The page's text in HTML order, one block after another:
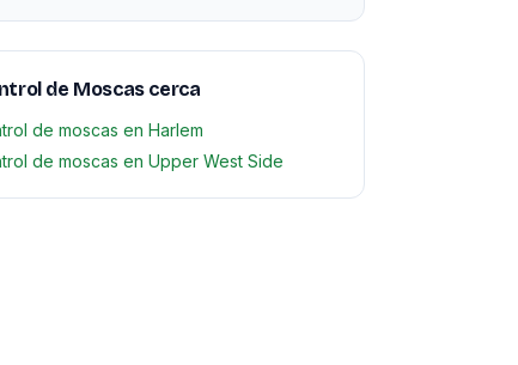
de Moscas cerca
de moscas en Harlem
de moscas en Upper West Side